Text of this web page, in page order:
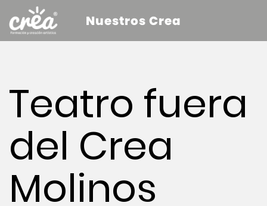
Nuestros Crea
Teatro fuera
del Crea
Molinos